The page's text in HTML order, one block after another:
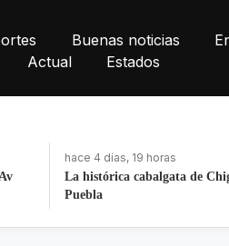
Buenas noticias
Actual
Estados
hace 4 días, 19 horas
Fortalece la economía
toneladas de residuos